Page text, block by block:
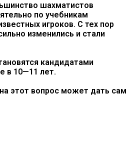
шахматистов
по учебникам
игроков. С тех пор
изменились и стали
кандидатами
в 10—11 лет.
этот вопрос может дать сам